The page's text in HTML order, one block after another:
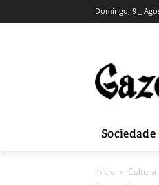
Domingo, 9 _
Sociedade
Início Cultura